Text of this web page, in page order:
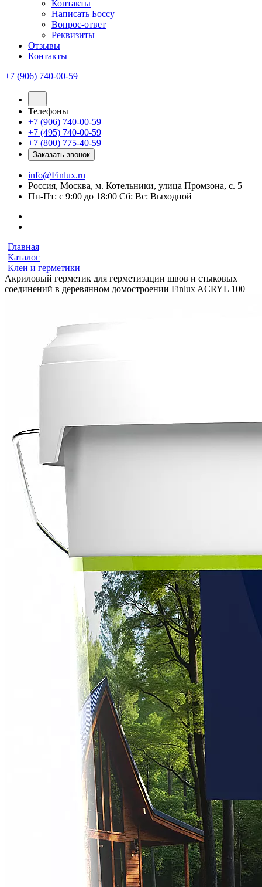
Контакты
Написать Боссу
Вопрос-ответ
Реквизиты
Отзывы
Контакты
+7 (906) 740-00-59
Телефоны
+7 (906) 740-00-59
+7 (495) 740-00-59
+7 (800) 775-40-59
Заказать звонок
info@Finlux.ru
Россия, Москва, м. Котельники, улица Промзона, с. 5
Пн-Пт: с 9:00 до 18:00 Сб: Вс: Выходной
Главная
Каталог
Клеи и герметики
Акриловый герметик для герметизации швов и стыковых
соединений в деревянном домостроении Finlux ACRYL 100